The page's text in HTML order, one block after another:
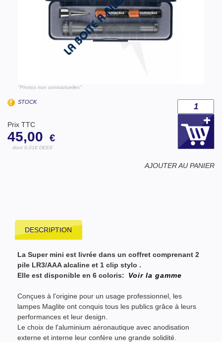
"Photos non contractuelles"
STOCK
Prix TTC
45,00 €
dont 0.01€ DEEE
AJOUTER AU PANIER
DESCRIPTION
La Super mini est livrée dans un coffret comprenant 2
pile LR3/AAA alcaline et 1 clip stylo .
Elle est disponible en 6 coloris: Voir la gamme
Conçues à l'origine pour un usage professionnel, les
lampes Maglite ont conquis tous les publics grâce à leurs
performances et leur design.
Le choix de l'aluminium aéronautique avec anodisation
externe et interne leur confère une grande solidité.